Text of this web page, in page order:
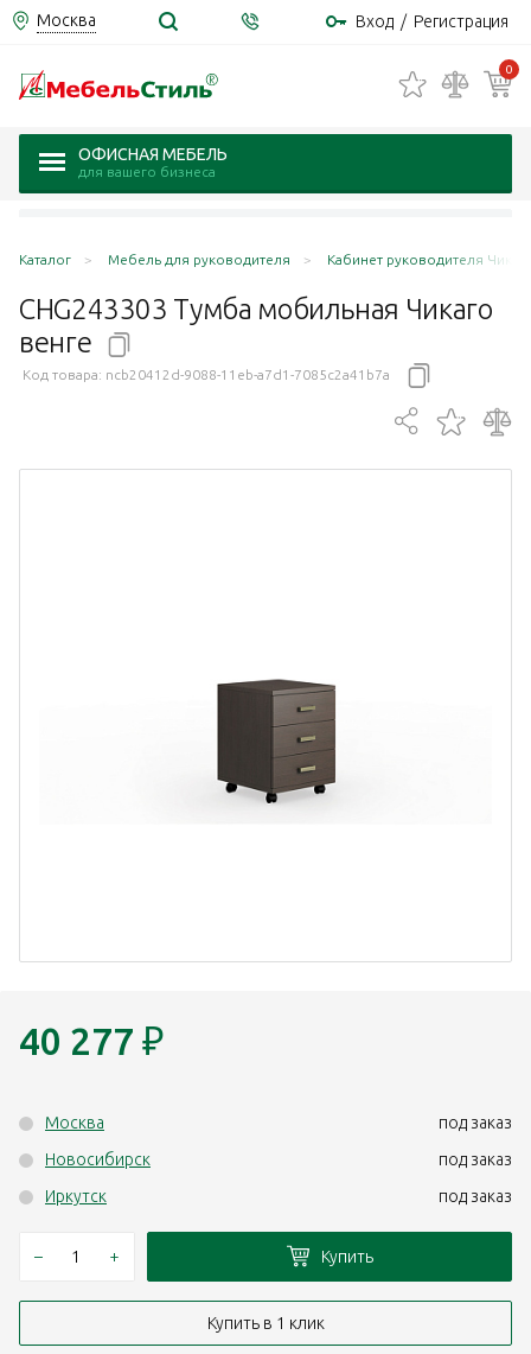
Москва Вход / Регистрация
0
ОФИСНАЯ МЕБЕЛЬ
для вашего бизнеса
Каталог Мебель для руководителя Кабинет руководителя
CHG243303 Тумба мобильная Чикаго
венге
Код товара: ncb20412d-9088-11eb-a7d1-7085c2a41b7a
40 277 ₽
Москва
под заказ
Новосибирск
под заказ
Иркутск
под заказ
– + Купить
Купить в 1 клик